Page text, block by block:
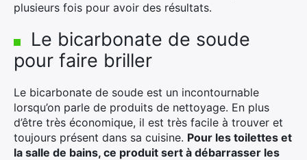
plusieurs fois pour avoir des résultats.
Le bicarbonate de soude
pour faire briller
Le bicarbonate de soude est un incontournable
lorsqu’on parle de produits de nettoyage. En plus
d’être très économique, il est très facile à trouver et
toujours présent dans sa cuisine. Pour les toilettes et
la salle de bains, ce produit sert à débarrasser les